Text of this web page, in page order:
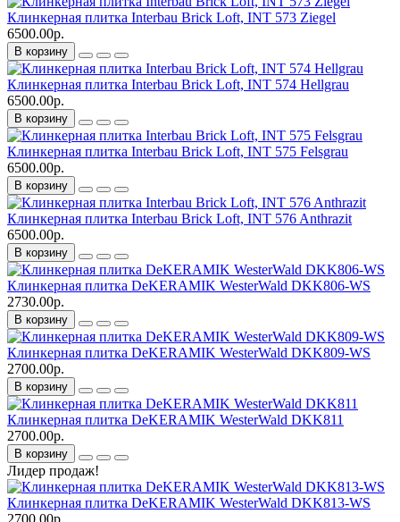
Клинкерная плитка Interbau Brick Loft, INT 573 Ziegel
6500.00р.
В корзину
Клинкерная плитка Interbau Brick Loft, INT 574 Hellgrau
6500.00р.
В корзину
Клинкерная плитка Interbau Brick Loft, INT 575 Felsgrau
6500.00р.
В корзину
Клинкерная плитка Interbau Brick Loft, INT 576 Anthrazit
6500.00р.
В корзину
Клинкерная плитка DeKERAMIK WesterWald DKK806-WS
2730.00р.
В корзину
Клинкерная плитка DeKERAMIK WesterWald DKK809-WS
2700.00р.
В корзину
Клинкерная плитка DeKERAMIK WesterWald DKK811
2700.00р.
В корзину
Лидер продаж!
Клинкерная плитка DeKERAMIK WesterWald DKK813-WS
2700.00р.